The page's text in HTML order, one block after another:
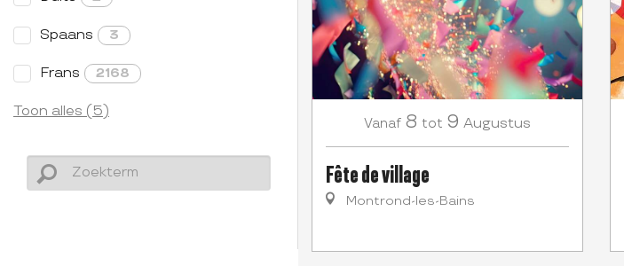
Spaans 3
Frans 2168
Toon alles (5)
Vanaf 8 tot 9 Augustus
Fête de village
Montrond-les-Bains